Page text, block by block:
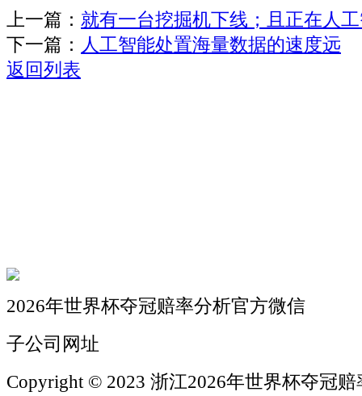
上一篇： 就有一台挖掘机下线；且正在人
下一篇： 人工智能处置海量数据的速度远
返回列表
2026年世界杯夺冠赔率分析官方微信
子公司网址
Copyright © 2023 浙江2026年世界杯夺冠